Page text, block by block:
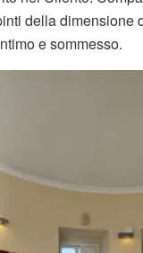
della dimensione
e sommesso.